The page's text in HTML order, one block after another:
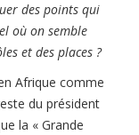
des points qui
où on semble
et des places ?
Afrique comme
du président
la « Grande